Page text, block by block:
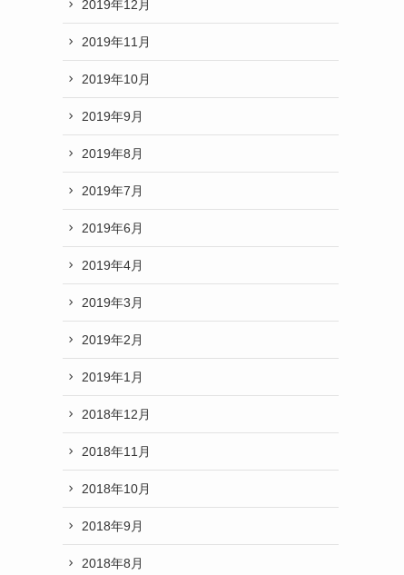
2019年12月
2019年11月
2019年10月
2019年9月
2019年8月
2019年7月
2019年6月
2019年4月
2019年3月
2019年2月
2019年1月
2018年12月
2018年11月
2018年10月
2018年9月
2018年8月